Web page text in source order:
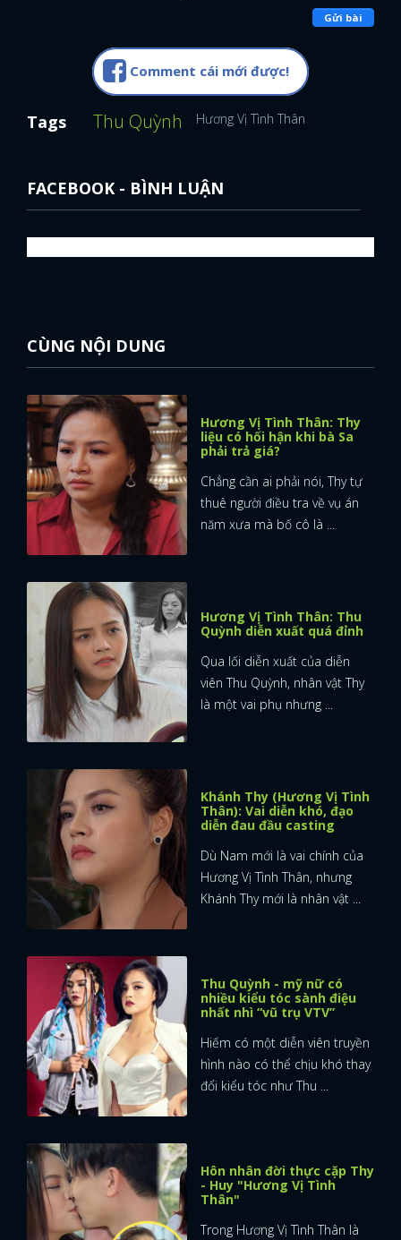
Gửi bài
Comment cái mới được!
Tags Thu Quỳnh Hương Vị Tình Thân
FACEBOOK - BÌNH LUẬN
CÙNG NỘI DUNG
Hương Vị Tình Thân: Thy
liệu có hối hận khi bà Sa
phải trả giá?
Chẳng cần ai phải nói, Thy tự
thuê người điều tra về vụ án
năm xưa mà bố cô là ...
Hương Vị Tình Thân: Thu
Quỳnh diễn xuất quá đỉnh
Qua lối diễn xuất của diễn
viên Thu Quỳnh, nhân vật Thy
là một vai phụ nhưng ...
Khánh Thy (Hương Vị Tình
Thân): Vai diễn khó, đạo
diễn đau đầu casting
Dù Nam mới là vai chính của
Hương Vị Tình Thân, nhưng
Khánh Thy mới là nhân vật ...
Thu Quỳnh - mỹ nữ có
nhiều kiểu tóc sành điệu
nhất nhì “vũ trụ VTV”
Hiếm có một diễn viên truyền
hình nào có thể chịu khó thay
đổi kiểu tóc như Thu ...
Hôn nhân đời thực cặp Thy
- Huy "Hương Vị Tình
Thân"
Trong Hương Vị Tình Thân là